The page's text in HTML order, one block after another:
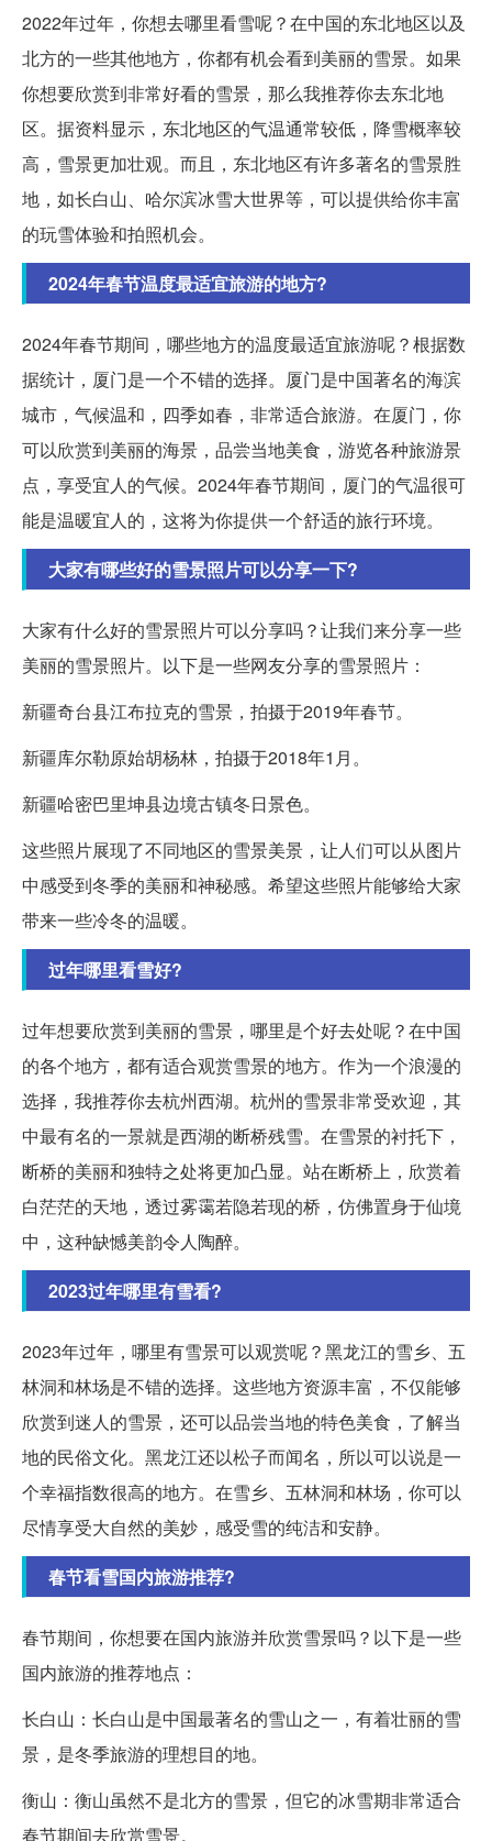
2022年过年，你想去哪里看雪呢？在中国的东北地区以及
北方的一些其他地方，你都有机会看到美丽的雪景。如果
你想要欣赏到非常好看的雪景，那么我推荐你去东北地
区。据资料显示，东北地区的气温通常较低，降雪概率较
高，雪景更加壮观。而且，东北地区有许多著名的雪景胜
地，如长白山、哈尔滨冰雪大世界等，可以提供给你丰富
的玩雪体验和拍照机会。
2024年春节温度最适宜旅游的地方?
2024年春节期间，哪些地方的温度最适宜旅游呢？根据数
据统计，厦门是一个不错的选择。厦门是中国著名的海滨
城市，气候温和，四季如春，非常适合旅游。在厦门，你
可以欣赏到美丽的海景，品尝当地美食，游览各种旅游景
点，享受宜人的气候。2024年春节期间，厦门的气温很可
能是温暖宜人的，这将为你提供一个舒适的旅行环境。
大家有哪些好的雪景照片可以分享一下?
大家有什么好的雪景照片可以分享吗？让我们来分享一些
美丽的雪景照片。以下是一些网友分享的雪景照片：
新疆奇台县江布拉克的雪景，拍摄于2019年春节。
新疆库尔勒原始胡杨林，拍摄于2018年1月。
新疆哈密巴里坤县边境古镇冬日景色。
这些照片展现了不同地区的雪景美景，让人们可以从图片
中感受到冬季的美丽和神秘感。希望这些照片能够给大家
带来一些冷冬的温暖。
过年哪里看雪好?
过年想要欣赏到美丽的雪景，哪里是个好去处呢？在中国
的各个地方，都有适合观赏雪景的地方。作为一个浪漫的
选择，我推荐你去杭州西湖。杭州的雪景非常受欢迎，其
中最有名的一景就是西湖的断桥残雪。在雪景的衬托下，
断桥的美丽和独特之处将更加凸显。站在断桥上，欣赏着
白茫茫的天地，透过雾霭若隐若现的桥，仿佛置身于仙境
中，这种缺憾美韵令人陶醉。
2023过年哪里有雪看?
2023年过年，哪里有雪景可以观赏呢？黑龙江的雪乡、五
林洞和林场是不错的选择。这些地方资源丰富，不仅能够
欣赏到迷人的雪景，还可以品尝当地的特色美食，了解当
地的民俗文化。黑龙江还以松子而闻名，所以可以说是一
个幸福指数很高的地方。在雪乡、五林洞和林场，你可以
尽情享受大自然的美妙，感受雪的纯洁和安静。
春节看雪国内旅游推荐?
春节期间，你想要在国内旅游并欣赏雪景吗？以下是一些
国内旅游的推荐地点：
长白山：长白山是中国最著名的雪山之一，有着壮丽的雪
景，是冬季旅游的理想目的地。
衡山：衡山虽然不是北方的雪景，但它的冰雪期非常适合
春节期间去欣赏雪景。